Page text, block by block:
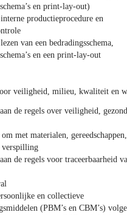
en print-lay-out)
productieprocedure en
van een bedradingsschema,
en een print-lay-out
veiligheid, milieu, kwaliteit en
de regels over veiligheid,
met materialen,
de regels voor traceerbaarheid
en collectieve
(PBM’s en CBM’s)